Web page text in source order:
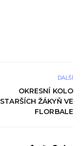
DALŠÍ
OKRESNÍ KOLO
STARŠÍCH ŽÁKYŇ VE
FLORBALE